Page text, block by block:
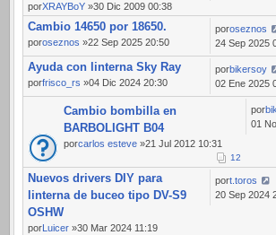
porXRAYBoY »30 Dic 2009 00:38
Cambio 14650 por 18650.
poroseznos »22 Sep 2025 20:50
poroseznos
24 Sep 2025
Ayuda con linterna Sky Ray
porfrisco_rs »04 Dic 2024 20:30
porbikersoy
02 Ene 2025
Cambio bombilla en
BARBOLIGHT B04
porcarlos esteve »21 Jul 2012 10:31
12
por
01
Nuevos drivers DIY para
linterna de buceo tipo DV-S9
OSHW
por Luicer »30 Mar 2024 11:19
port.toros
20 Sep 2024